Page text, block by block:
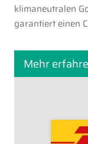
klimaneutralen
garantiert einen
Mehr